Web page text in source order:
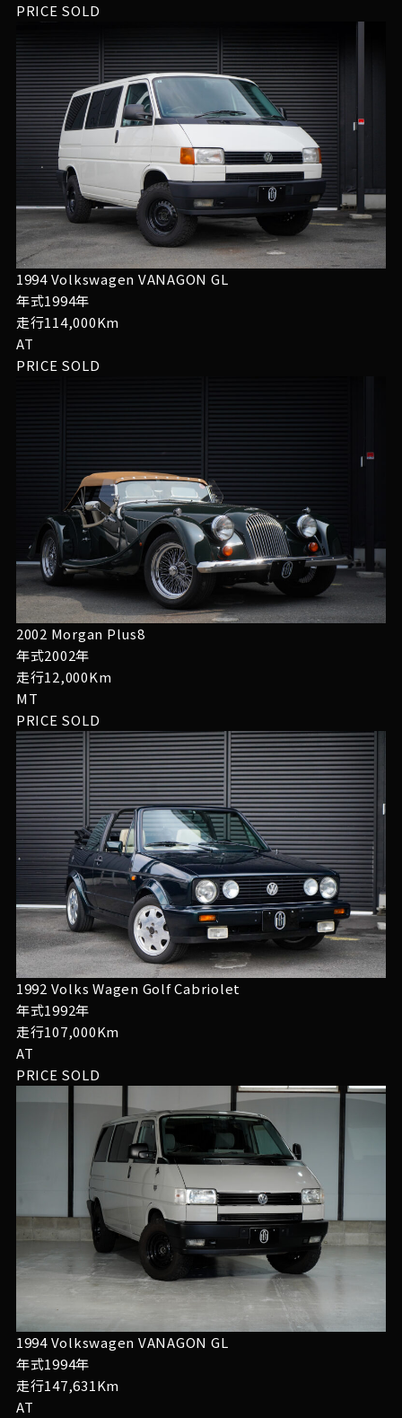
PRICE SOLD
1994 Volkswagen VANAGON GL
年式1994年
走行114,000Km
AT
PRICE SOLD
2002 Morgan Plus8
年式2002年
走行12,000Km
MT
PRICE SOLD
1992 Volks Wagen Golf Cabriolet
年式1992年
走行107,000Km
AT
PRICE SOLD
1994 Volkswagen VANAGON GL
年式1994年
走行147,631Km
AT